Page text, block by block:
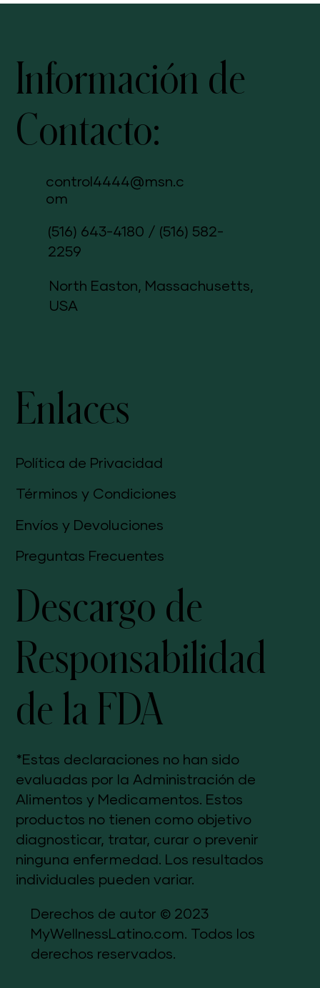
Derechos de autor © 2023
MyWellnessLatino.com. Todos los
derechos reservados.
Información de
Contacto:
control4444@msn.c
om
(516) 643-4180 / (516) 582-
2259
North Easton, Massachusetts,
USA
Descargo de
Responsabilidad
de la FDA
*Estas declaraciones no han sido
evaluadas por la Administración de
Alimentos y Medicamentos. Estos
productos no tienen como objetivo
diagnosticar, tratar, curar o prevenir
ninguna enfermedad. Los resultados
individuales pueden variar.
Enlaces
Política de Privacidad
Términos y Condiciones
Envíos y Devoluciones
Preguntas Frecuentes